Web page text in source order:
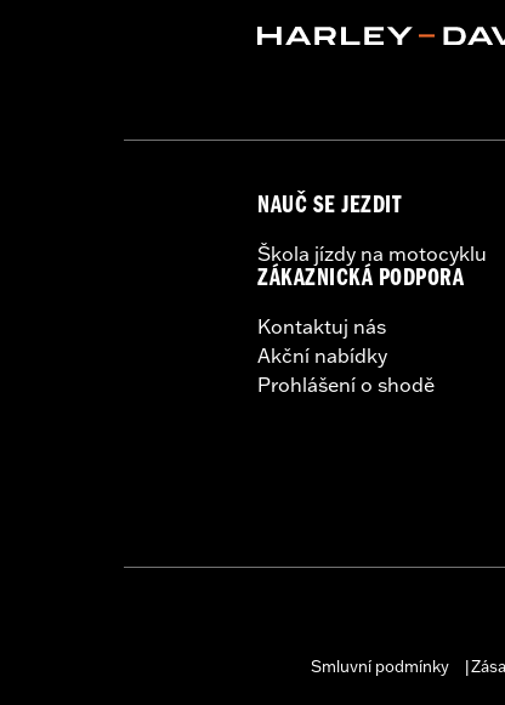
NAUČ SE JEZDIT
Škola jízdy na motocyklu
ZÁKAZNICKÁ PODPORA
Kontaktuj nás
Akční nabídky
Prohlášení o shodě
Smluvní podmínky